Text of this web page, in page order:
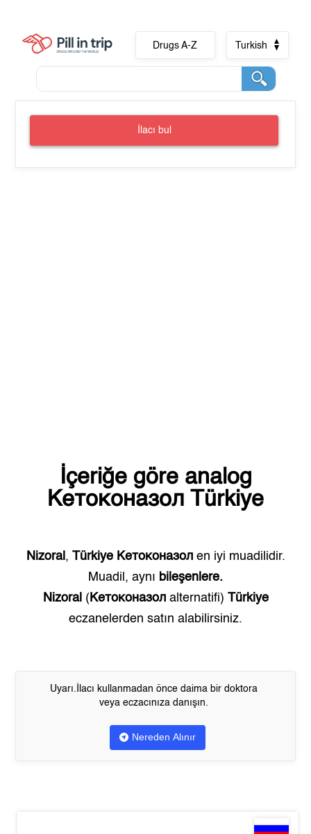
Drugs A-Z Turkish
İlacı bul
İçeriğe göre analog
Кетоконазол Türkiye
Nizoral , Türkiye Кетоконазолen iyi muadilidir.
Muadil, aynı bileşenlere.
Nizoral ( Кетоконазолalternatifi) Türkiye
eczanelerden satın alabilirsiniz.
Uyarı.İlacı kullanmadan önce daima bir doktora
veya eczacınıza danışın.
Nereden Alınır